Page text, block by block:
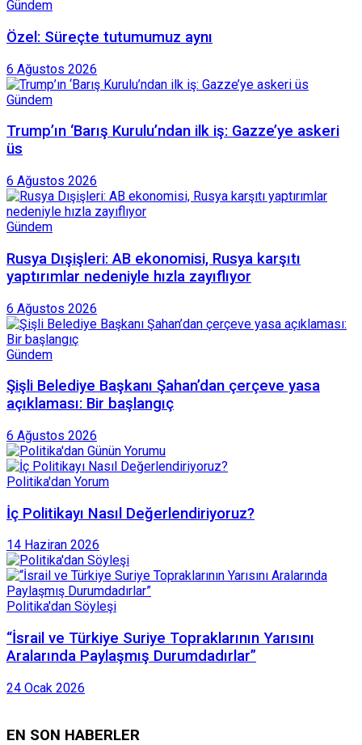
Gündem
Özel: Süreçte tutumumuz aynı
6 Ağustos 2026
Gündem
Trump’ın ‘Barış Kurulu’ndan ilk iş: Gazze’ye askeri
üs
6 Ağustos 2026
Gündem
Rusya Dışişleri: AB ekonomisi, Rusya karşıtı
yaptırımlar nedeniyle hızla zayıflıyor
6 Ağustos 2026
Gündem
Şişli Belediye Başkanı Şahan’dan çerçeve yasa
açıklaması: Bir başlangıç
6 Ağustos 2026
Politika'dan Yorum
İç Politikayı Nasıl Değerlendiriyoruz?
14 Haziran 2026
Politika'dan Söyleşi
“İsrail ve Türkiye Suriye Topraklarının Yarısını
Aralarında Paylaşmış Durumdadırlar”
24 Ocak 2026
EN SON HABERLER